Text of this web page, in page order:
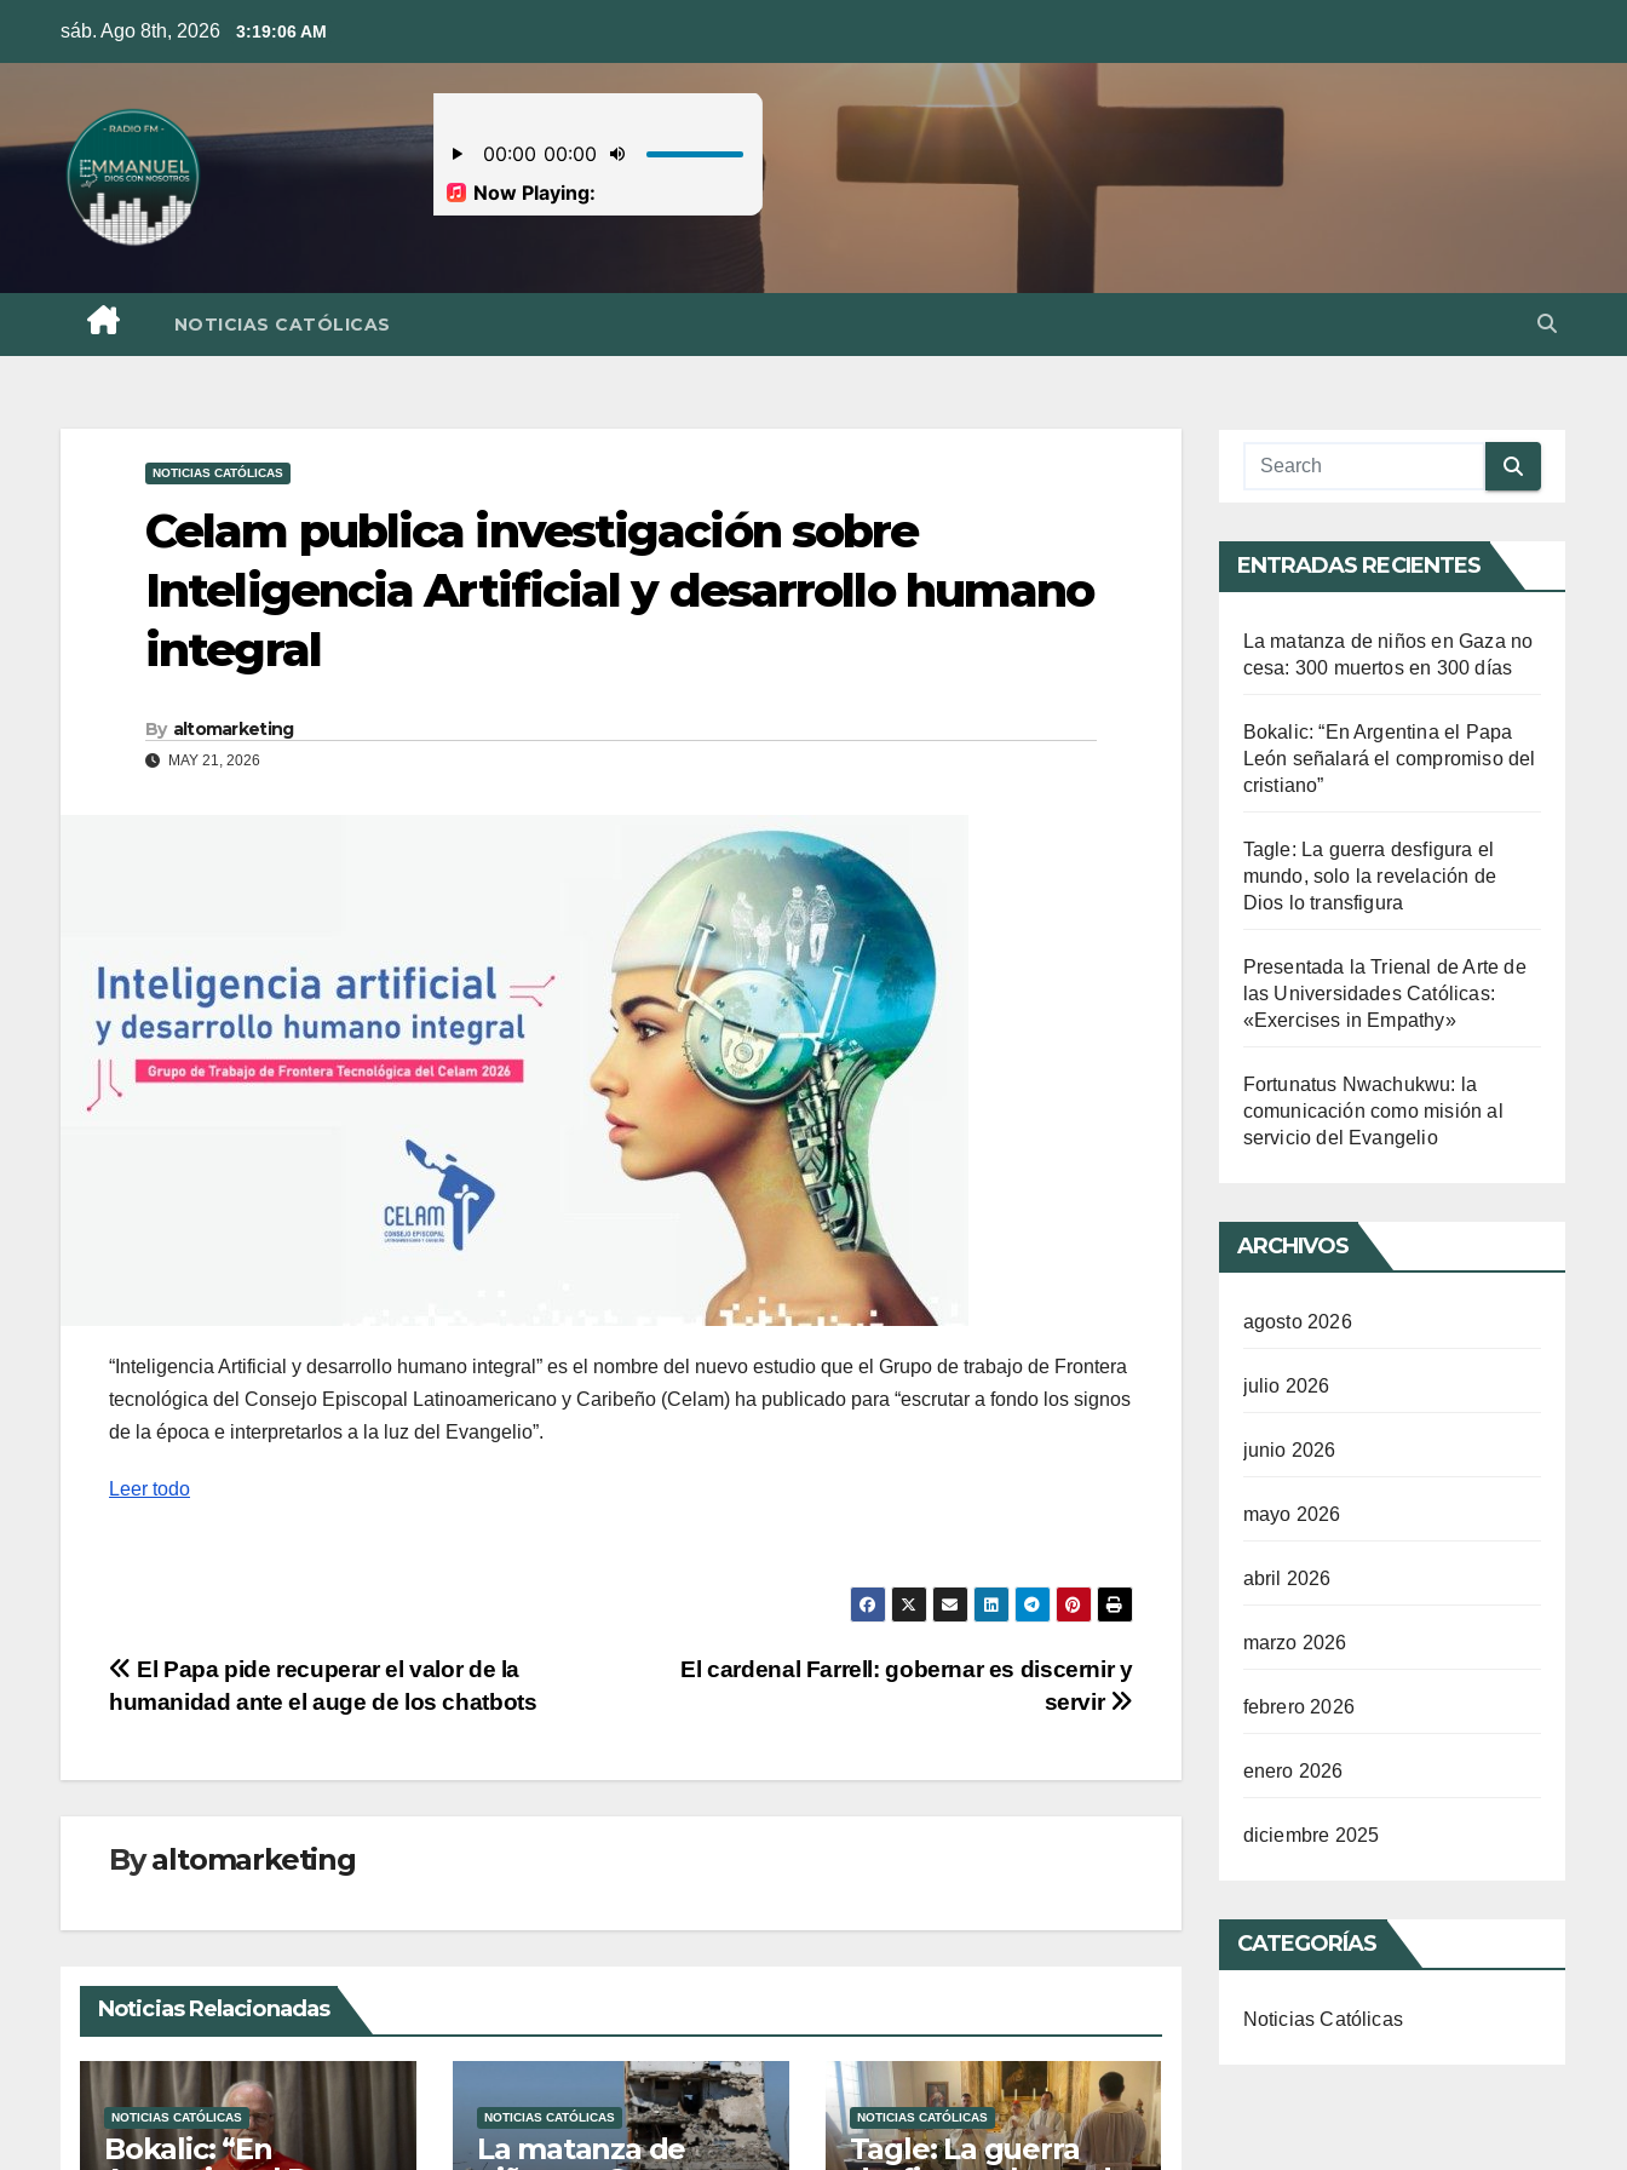
sáb. Ago 8th, 2026 3:19:07 AM
NOTICIAS CATÓLICAS
NOTICIAS CATÓLICAS
Celam publica investigación sobre
Inteligencia Artificial y desarrollo humano
integral
By altomarketing
MAY 21, 2026
“Inteligencia Artificial y desarrollo humano integral” es el nombre del nuevo estudio que el Grupo de trabajo de Frontera
tecnológica del Consejo Episcopal Latinoamericano y Caribeño (Celam) ha publicado para “escrutar a fondo los signos
de la época e interpretarlos a la luz del Evangelio”.
Leer todo
Navegación
entradas
El cardenal Farrell: gobernar es discernir y
servir
El Papa pide recuperar el valor de la
humanidad ante el auge de los chatbots
Byaltomarketing
Noticias Relacionadas
NOTICIAS CATÓLICAS
Bokalic: “En
NOTICIAS CATÓLICAS
La matanza de
NOTICIAS CATÓLICAS
Tagle: La guerra
ENTRADAS RECIENTES
La matanza de niños en Gaza no
cesa: 300 muertos en 300 días
Bokalic: “En Argentina el Papa
León señalará el compromiso del
cristiano”
Tagle: La guerra desfigura el
mundo, solo la revelación de
Dios lo transfigura
Presentada la Trienal de Arte de
las Universidades Católicas:
«Exercises in Empathy»
Fortunatus Nwachukwu: la
comunicación como misión al
servicio del Evangelio
ARCHIVOS
agosto 2026
julio 2026
junio 2026
mayo 2026
abril 2026
marzo 2026
febrero 2026
enero 2026
diciembre 2025
CATEGORÍAS
Noticias Católicas